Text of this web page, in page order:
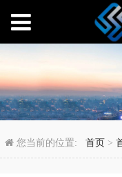
智慧科
您当前的位置:首页 >